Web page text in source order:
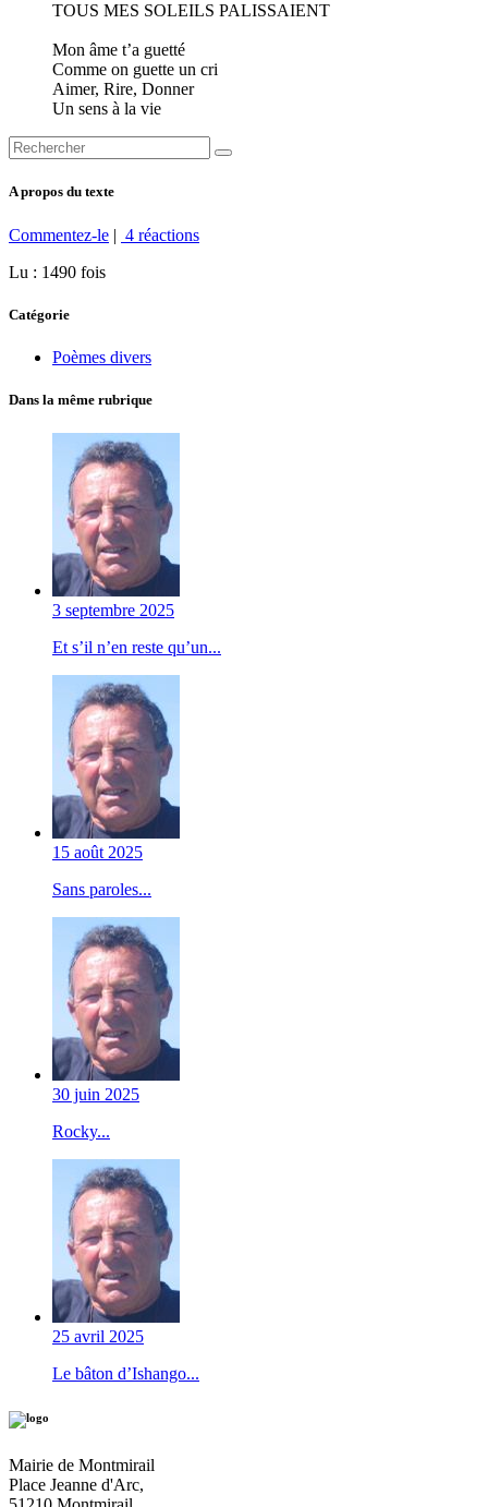
TOUS MES SOLEILS PALISSAIENT
Mon âme t’a guetté
Comme on guette un cri
Aimer, Rire, Donner
Un sens à la vie
A propos du texte
Commentez-le | 4 réactions
Lu : 1490 fois
Catégorie
Poèmes divers
Dans la même rubrique
3 septembre 2025
Et s’il n’en reste qu’un...
15 août 2025
Sans paroles...
30 juin 2025
Rocky...
25 avril 2025
Le bâton d’Ishango...
Mairie de Montmirail
Place Jeanne d'Arc,